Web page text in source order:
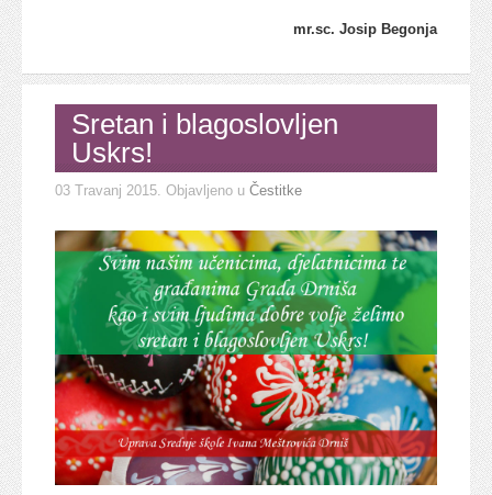
mr.sc. Josip Begonja
Sretan i blagoslovljen
Uskrs!
03 Travanj 2015 . Objavljeno u Čestitke